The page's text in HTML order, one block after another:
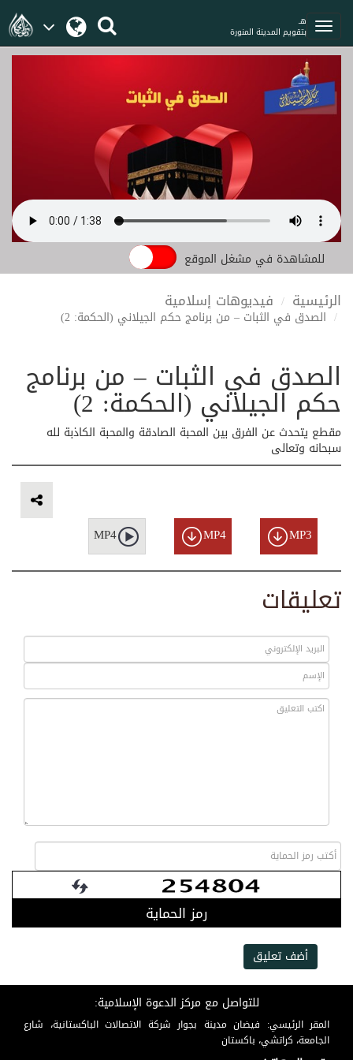
هـ
بتقويم المدينة المنورة
للمشاهدة في مشغل الموقع
الرئيسية فيديوهات إسلامية
الصدق في الثبات – من برنامج حكم الجيلاني (الحكمة: 2)
الصدق في الثبات – من برنامج
حكم الجيلاني (الحكمة: 2)
مقطع يتحدث عن الفرق بين المحبة الصادقة والمحبة الكاذبة لله
سبحانه وتعالى
MP3
MP4
MP4
تعليقات
رمز الحماية
أضف تعليق
للتواصل مع مركز الدعوة الإسلامية:
المقر الرئيسي: فيضان مدينة بجوار شركة الاتصالات الباكستانية، شارع
الجامعة، كراتشي، باكستان